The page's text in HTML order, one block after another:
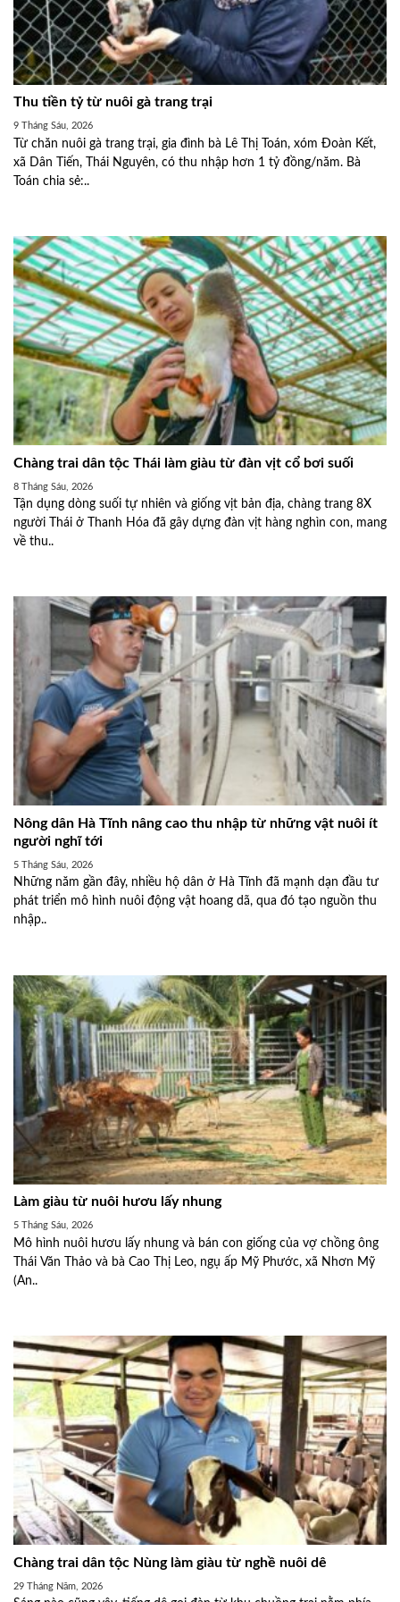
Thu tiền tỷ từ nuôi gà trang trại
9 Tháng Sáu, 2026
Từ chăn nuôi gà trang trại, gia đình bà Lê Thị Toán, xóm Đoàn Kết,
xã Dân Tiến, Thái Nguyên, có thu nhập hơn 1 tỷ đồng/năm. Bà
Toán chia sẻ:..
Chàng trai dân tộc Thái làm giàu từ đàn vịt cổ bơi suối
8 Tháng Sáu, 2026
Tận dụng dòng suối tự nhiên và giống vịt bản địa, chàng trang 8X
người Thái ở Thanh Hóa đã gây dựng đàn vịt hàng nghìn con, mang
về thu..
Nông dân Hà Tĩnh nâng cao thu nhập từ những vật nuôi ít
người nghĩ tới
5 Tháng Sáu, 2026
Những năm gần đây, nhiều hộ dân ở Hà Tĩnh đã mạnh dạn đầu tư
phát triển mô hình nuôi động vật hoang dã, qua đó tạo nguồn thu
nhập..
Làm giàu từ nuôi hươu lấy nhung
5 Tháng Sáu, 2026
Mô hình nuôi hươu lấy nhung và bán con giống của vợ chồng ông
Thái Văn Thảo và bà Cao Thị Leo, ngụ ấp Mỹ Phước, xã Nhơn Mỹ
(An..
Chàng trai dân tộc Nùng làm giàu từ nghề nuôi dê
29 Tháng Năm, 2026